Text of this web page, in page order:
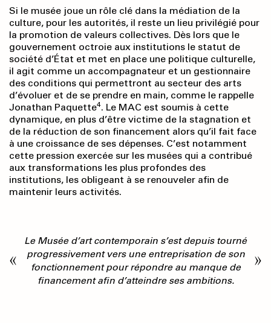
Si le musée joue un rôle clé dans la médiation de la
culture, pour les autorités, il reste un lieu privilégié pour
la promotion de valeurs collectives. Dès lors que le
gouvernement octroie aux institutions le statut de
société d’État et met en place une politique culturelle,
il agit comme un accompagnateur et un gestionnaire
des conditions qui permettront au secteur des arts
d’évoluer et de se prendre en main, comme le rappelle
Jonathan Paquette4. Le MAC est soumis à cette
dynamique, en plus d’être victime de la stagnation et
de la réduction de son financement alors qu’il fait face
à une croissance de ses dépenses. C’est notamment
cette pression exercée sur les musées qui a contribué
aux transformations les plus profondes des
institutions, les obligeant à se renouveler afin de
maintenir leurs activités.
Le Musée d’art contemporain s’est depuis tourné
progressivement vers une entreprisation de son
fonctionnement pour répondre au manque de
financement afin d’atteindre ses ambitions.